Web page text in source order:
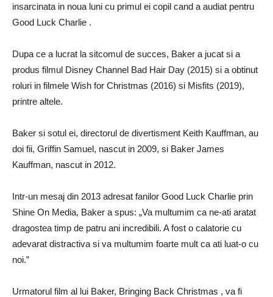
insarcinata in noua luni cu primul ei copil cand a audiat pentru
Good Luck Charlie .
Dupa ce a lucrat la sitcomul de succes, Baker a jucat si a
produs filmul Disney Channel Bad Hair Day (2015) si a obtinut
roluri in filmele Wish for Christmas (2016) si Misfits (2019),
printre altele.
Baker si sotul ei, directorul de divertisment Keith Kauffman, au
doi fii, Griffin Samuel, nascut in 2009, si Baker James
Kauffman, nascut in 2012.
Intr-un mesaj din 2013 adresat fanilor Good Luck Charlie prin
Shine On Media, Baker a spus: „Va multumim ca ne-ati aratat
dragostea timp de patru ani incredibili. A fost o calatorie cu
adevarat distractiva si va multumim foarte mult ca ati luat-o cu
noi.”
Urmatorul film al lui Baker, Bringing Back Christmas , va fi